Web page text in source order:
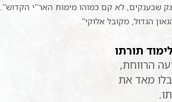
שבענקים, לא קם כמוהו מימות האר”י הקדוש”.
הגדול, מקובל אלוקי”.
תורתו
הרווחת,
מאד את